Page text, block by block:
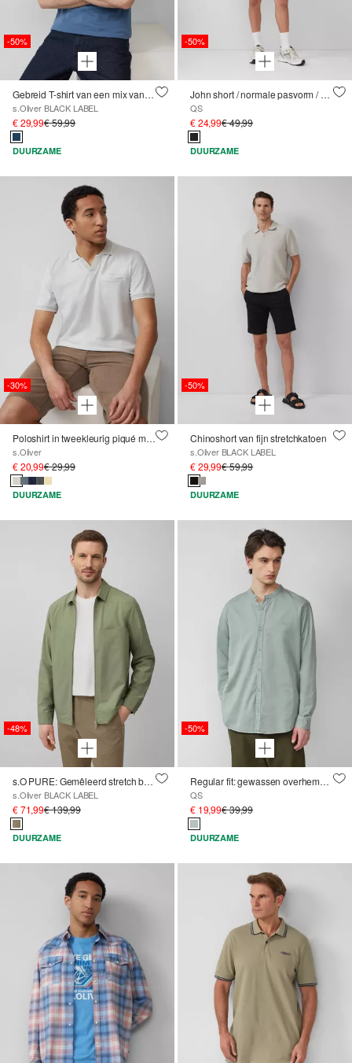
-50%
Gebreid T-shirt van een mix van katoen en zijde
s.Oliver BLACK LABEL
€ 29,99€ 59,99
DUURZAME
-50%
John short / normale pasvorm / halfhoog / vaste omslag
QS
€ 24,99€ 49,99
DUURZAME
-30%
Poloshirt in tweekleurig piqué met borstzakje
s.Oliver
€ 20,99€ 29,99
DUURZAME
-50%
Chinoshort van fijn stretchkatoen
s.Oliver BLACK LABEL
€ 29,99€ 59,99
DUURZAME
-48%
s.O PURE: Gemêleerd stretch bomberjack
s.Oliver BLACK LABEL
€ 71,99€ 139,99
DUURZAME
-50%
Regular fit: gewassen overhemd met opstaande kraag en geborduurd logo
QS
€ 19,99€ 39,99
DUURZAME